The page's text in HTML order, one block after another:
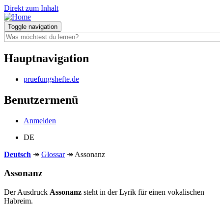
Direkt zum Inhalt
Toggle navigation
Hauptnavigation
pruefungshefte.de
Benutzermenü
Anmelden
DE
Deutsch ↠ Glossar ↠ Assonanz
Assonanz
Der Ausdruck Assonanz steht in der Lyrik für einen vokalischen
Habreim.